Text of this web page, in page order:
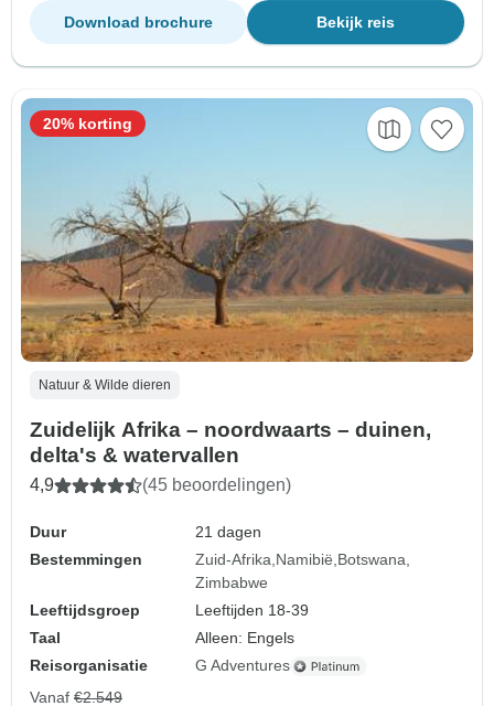
Bekijk reis
Download brochure
Natuur & Wilde dieren
Zuidelijk Afrika – noordwaarts – duinen,
delta's & watervallen
4,9 (45 beoordelingen)
Duur
21 dagen
Bestemmingen
Zuid-Afrika Namibië Botswana
Zimbabwe
Leeftijdsgroep
Leeftijden 18-39
Taal
Alleen: Engels
Reisorganisatie
G Adventures
20% korting
Vanaf €2.549